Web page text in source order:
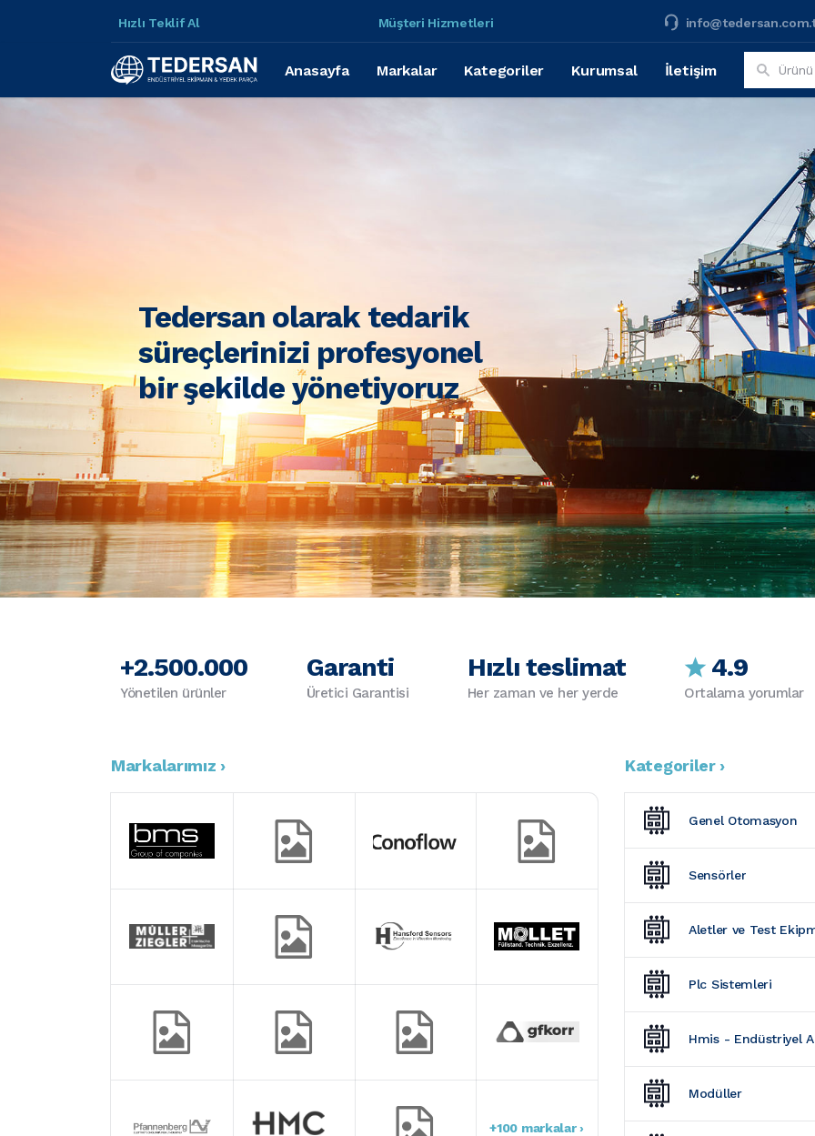
Hızlı Teklif Al Müşteri Hizmetleri
Anasayfa Markalar Kategoriler Kurumsal İletişim
Tedersan olarak tedarik
süreçlerinizi profesyonel
bir şekilde yönetiyoruz
+2.500.000
Yönetilen ürünler
Garanti
Üretici Garantisi
Hızlı teslimat
Her zaman ve her yerde
4.9
Ortalama yorumlar
Markalarımız ›
+100 markalar ›
Kategoriler ›
Genel Otomasyon
Sensörler
Aletler ve Test
Plc Sistemleri
Hmis - Endüstriyel
Modüller